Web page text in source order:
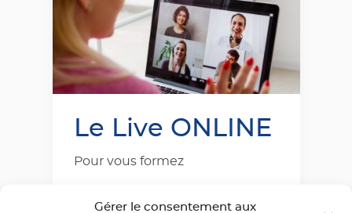
Gérer le consentement aux
Le Live ONLINE
Pour vous formez